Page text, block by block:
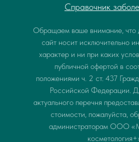
Справочник
Обращаем ваше внимание, что
сайт носит исключительно
характер и ни при каких
публичной офертой в
положениями ч. 2 ст. 437
Российской Федерации.
актуального перечня
стоимости, пожалуйста,
администраторам ООО